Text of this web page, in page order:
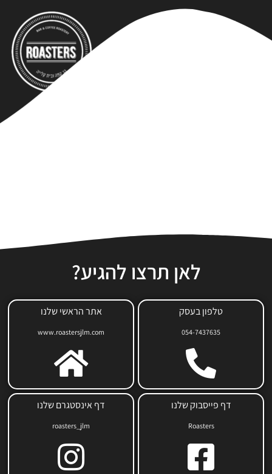
לאן תרצו להגיע?
טלפון בעסק
054-7437635
אתר הראשי שלנו
www.roastersjlm.com
דף פייסבוק שלנו
Roasters
דף אינסטגרם שלנו
roasters_jlm